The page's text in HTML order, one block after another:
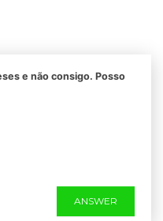
e não consigo. Posso
ANSWER